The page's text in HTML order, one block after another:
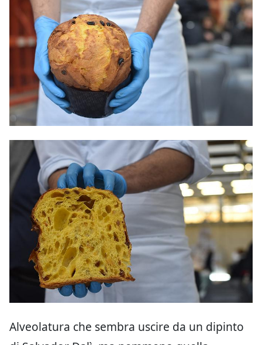
1.Enoteca Posillipo Dolce
Officina
via dell’Orizzonte, 1 – Gabicce Monte (PU); viale
Ceccarini, 136 – Riccione (RN)